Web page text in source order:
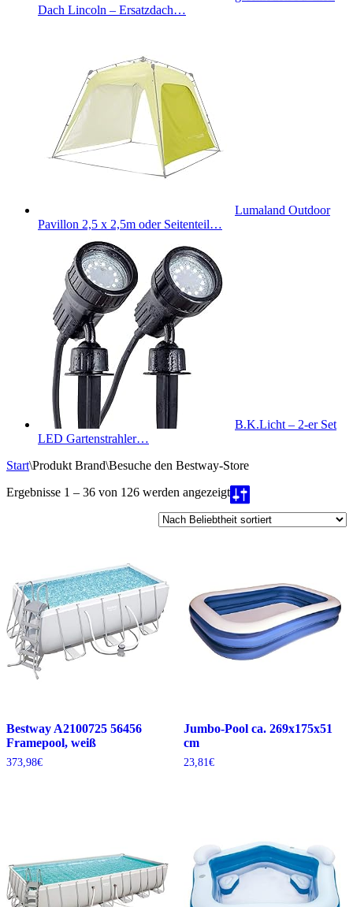
Dach Lincoln – Ersatzdach…
Lumaland Outdoor
Pavillon 2,5 x 2,5m oder Seitenteil…
B.K.Licht – 2-er Set
LED Gartenstrahler…
Start\Produkt Brand\Besuche den Bestway-Store
Ergebnisse 1 – 36 von 126 werden angezeigtNach
Beliebtheit
sortiert
Bestway A2100725 56456
Framepool, weiß
373,98€
Jumbo-Pool ca. 269x175x51
cm
23,81€